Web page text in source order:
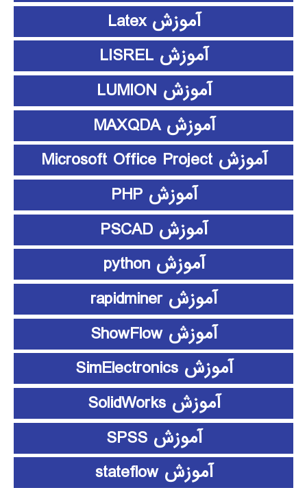
آموزش Latex
آموزش LISREL
آموزش LUMION
آموزش MAXQDA
آموزش Microsoft Office Project
آموزش PHP
آموزش PSCAD
آموزش python
آموزش rapidminer
آموزش ShowFlow
آموزش SimElectronics
آموزش SolidWorks
آموزش SPSS
آموزش stateflow